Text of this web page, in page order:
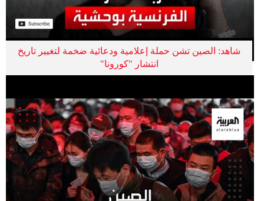
شاهد: الصين تشن حملة إعلامية ودعائية ضخمة لتغيير تاريخ
انتشار "كورونا"